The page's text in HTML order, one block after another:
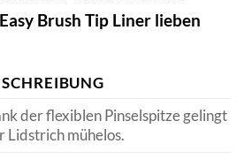
Brush Tip Liner lieben
der flexiblen Pinselspitze gelingt
Lidstrich mühelos.